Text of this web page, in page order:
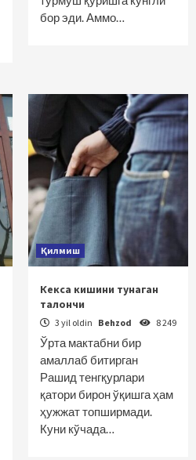
бор эди. Аммо…
Қилмиш
Кекса кишини тунаган
талончи
3 yil oldin Behzod 8 249
Ўрта мактабни бир
амаллаб битирган
Рашид тенгқурлари
қатори бирон ўқишга ҳам
ҳужжат топширмади.
Куни кўчада…